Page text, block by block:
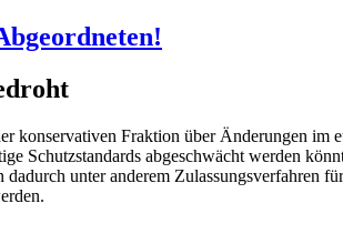
konservativen Fraktion über Änderungen im
Schutzstandards abgeschwächt werden
dadurch unter anderem Zulassungsverfahren